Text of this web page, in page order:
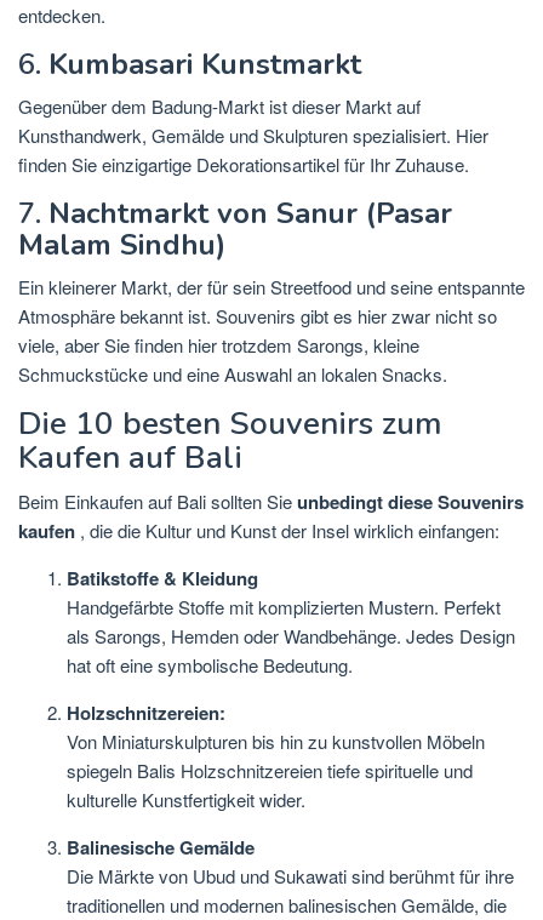
entdecken.
6. Kumbasari Kunstmarkt
Gegenüber dem Badung-Markt ist dieser Markt auf
Kunsthandwerk, Gemälde und Skulpturen spezialisiert. Hier
finden Sie einzigartige Dekorationsartikel für Ihr Zuhause.
7. Nachtmarkt von Sanur (Pasar
Malam Sindhu)
Ein kleinerer Markt, der für sein Streetfood und seine entspannte
Atmosphäre bekannt ist. Souvenirs gibt es hier zwar nicht so
viele, aber Sie finden hier trotzdem Sarongs, kleine
Schmuckstücke und eine Auswahl an lokalen Snacks.
Die 10 besten Souvenirs zum
Kaufen auf Bali
Beim Einkaufen auf Bali sollten Sieunbedingt diese Souvenirs
kaufen , die die Kultur und Kunst der Insel wirklich einfangen:
Batikstoffe & Kleidung
Handgefärbte Stoffe mit komplizierten Mustern. Perfekt
als Sarongs, Hemden oder Wandbehänge. Jedes Design
hat oft eine symbolische Bedeutung.
Holzschnitzereien:
Von Miniaturskulpturen bis hin zu kunstvollen Möbeln
spiegeln Balis Holzschnitzereien tiefe spirituelle und
kulturelle Kunstfertigkeit wider.
Balinesische Gemälde
Die Märkte von Ubud und Sukawati sind berühmt für ihre
traditionellen und modernen balinesischen Gemälde, die